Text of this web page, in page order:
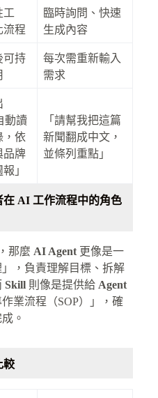
工
流程
臨時詢問、快速
生成內容
可持
每次需重新輸入
需求
動讀
，依
品牌
」
「請幫我把這篇
新聞翻成中文，
並條列重點」
在 AI 工作流程中的角色
那麼 AI Agent 更像是一
，負責理解目標、拆解
Skill 則像是提供給 Agent
業流程（SOP）」，確
。
較